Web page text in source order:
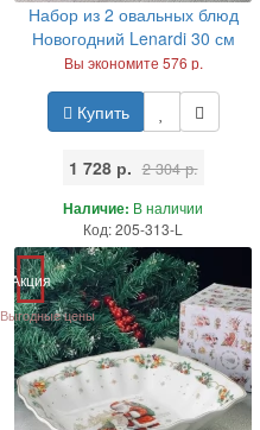
Набор из 2 овальных блюд
Новогодний Lenardi 30 см
Вы экономите 576 р.
Купить
1 728 р. 2 304 р.
Наличие: В наличии
Код: 205-313-L
Акция
Выгодные цены